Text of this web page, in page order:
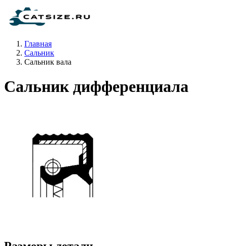
Главная
Сальник
Сальник вала
Сальник дифференциала